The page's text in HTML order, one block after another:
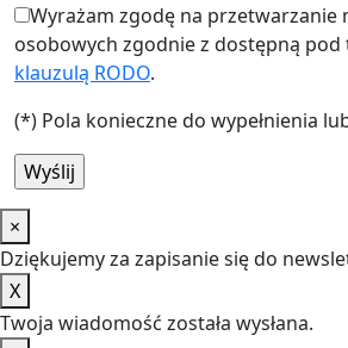
Wyrażam zgodę na przetwarzanie
osobowych zgodnie z dostępną pod
klauzulą RODO.
(*) Pola konieczne do wypełnienia
×
Dziękujemy za zapisanie się do
X
Twoja wiadomość została wysłana.